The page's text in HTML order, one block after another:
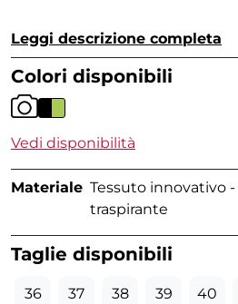
Leggi descrizione completa
Colori disponibili
Vedi disponibilità
Materiale Tessuto innovativo
traspirante
Taglie disponibili
36 37 38 39 40